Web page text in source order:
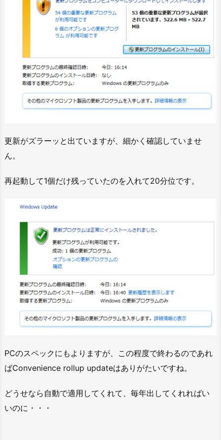
更新がズラーッと出ていますが、細かく確認していませ
ん。
再起動して1個だけ残っていたのを入れて20分位です。
PCのスペックにもよりますが、この程度で終わるのであれ
ばConvenience rollup updateはありがたいですね。
どうせなら自動で適用してくれて、毎年出してくれればい
いのに・・・